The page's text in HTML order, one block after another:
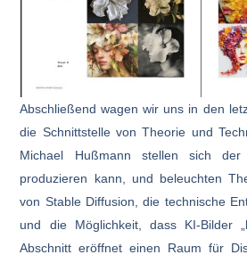
Abschließend wagen wir uns in den
die Schnittstelle von Theorie und
Michael Hußmann stellen sich
produzieren kann, und beleuchten
von Stable Diffusion, die technische
und die Möglichkeit, dass KI-Bilder
Abschnitt eröffnet einen Raum für